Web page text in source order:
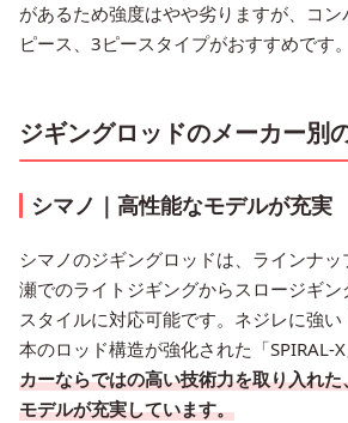
があるため強度はやや劣りますが、コ
ピース、3ピースタイプがおすすめです。
ジギングロッドのメーカー別
シマノ｜高性能なモデルが充実
シマノのジギングロッドは、ラインナ
瀬でのライトジギングからスロージギン
スタイルに対応可能です。ネジレに強
本のロッド構造が強化された「SPIRAL-X
カーならではの高い技術力を取り入れ
モデルが充実しています。